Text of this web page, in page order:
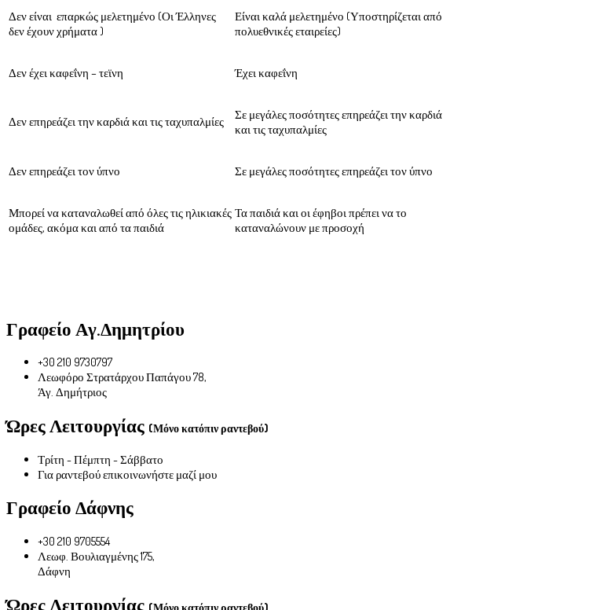
Δεν είναι επαρκώς μελετημένο (Οι Έλληνες
δεν έχουν χρήματα )
Είναι καλά μελετημένο (Υποστηρίζεται από
πολυεθνικές εταιρείες)
Δεν έχει καφεΐνη – τεϊνη Έχει καφεΐνη
Δεν επηρεάζει την καρδιά και τις ταχυπαλμίες
Σε μεγάλες ποσότητες επηρεάζει την καρδιά
και τις ταχυπαλμίες
Δεν επηρεάζει τον ύπνο Σε μεγάλες ποσότητες επηρεάζει τον ύπνο
Μπορεί να καταναλωθεί από όλες τις ηλικιακές
ομάδες, ακόμα και από τα παιδιά
Τα παιδιά και οι έφηβοι πρέπει να το
καταναλώνουν με προσοχή
Γραφείο Αγ.Δημητρίου
+30 210 9730797
Λεωφόρο Στρατάρχου Παπάγου 78,
Άγ. Δημήτριος
Ώρες Λειτουργίας (Μόνο κατόπιν ραντεβού)
Τρίτη - Πέμπτη - Σάββατο
Για ραντεβού επικοινωνήστε μαζί μου
Γραφείο Δάφνης
+30 210 9705554
Λεωφ. Βουλιαγμένης 175,
Δάφνη
Ώρες Λειτουργίας (Μόνο κατόπιν ραντεβού)